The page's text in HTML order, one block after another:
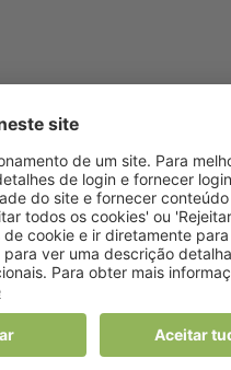
, ao reforçar o compromisso
assim,